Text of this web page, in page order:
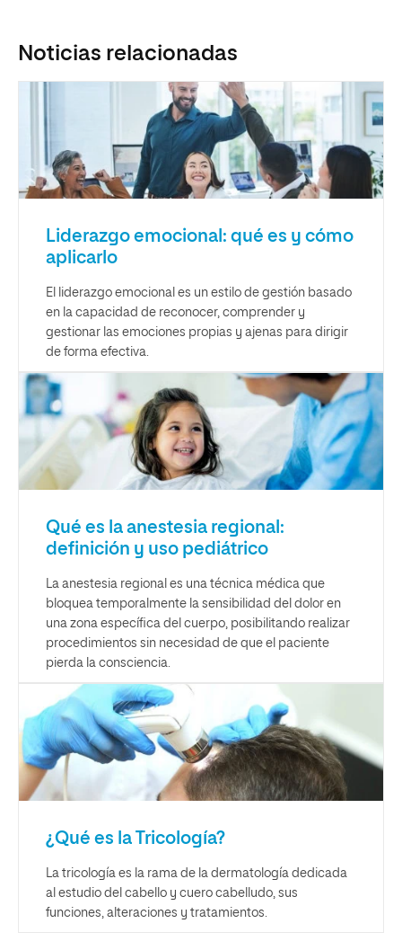
Noticias relacionadas
Liderazgo emocional: qué es y cómo
aplicarlo
El liderazgo emocional es un estilo de gestión basado
en la capacidad de reconocer, comprender y
gestionar las emociones propias y ajenas para dirigir
de forma efectiva.
Qué es la anestesia regional:
definición y uso pediátrico
La anestesia regional es una técnica médica que
bloquea temporalmente la sensibilidad del dolor en
una zona específica del cuerpo, posibilitando realizar
procedimientos sin necesidad de que el paciente
pierda la consciencia.
¿Qué es la Tricología?
La tricología es la rama de la dermatología dedicada
al estudio del cabello y cuero cabelludo, sus
funciones, alteraciones y tratamientos.